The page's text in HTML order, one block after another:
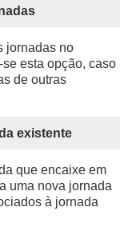
jornadas no
esta opção, caso
de outras
existente
que encaixe em
uma nova jornada
à jornada